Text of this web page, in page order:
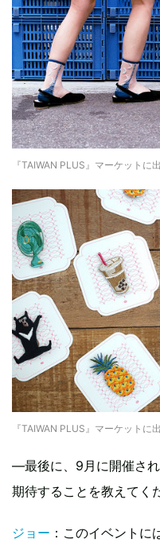
『TAIWAN PLUS』マーケットに
『TAIWAN PLUS』マーケット
—最後に、9月に開催さ
期待することを教えてく
ジョー ：このイベントに